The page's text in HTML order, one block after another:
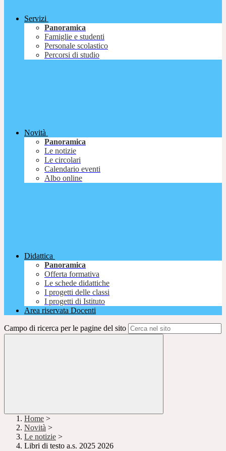
Servizi
Panoramica
Famiglie e studenti
Personale scolastico
Percorsi di studio
Novità
Panoramica
Le notizie
Le circolari
Calendario eventi
Albo online
Didattica
Panoramica
Offerta formativa
Le schede didattiche
I progetti delle classi
I progetti di Istituto
Area riservata Docenti
Campo di ricerca per le pagine del sito
Home >
Novità >
Le notizie >
Libri di testo a.s. 2025 2026